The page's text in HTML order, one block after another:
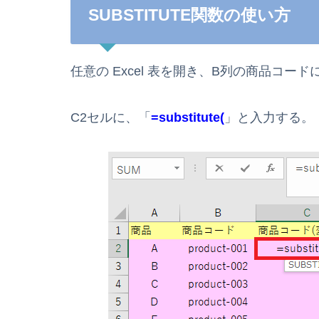
SUBSTITUTE関数の使い方
任意の Excel 表を開き、B列の商品コード
C2セルに、「 =substitute( 」と入力する。